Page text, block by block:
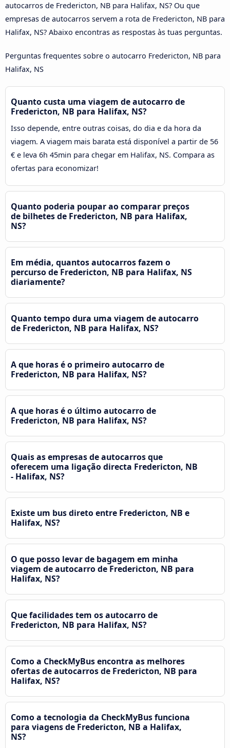
autocarros de Fredericton, NB para Halifax, NS? Ou que
empresas de autocarros servem a rota de Fredericton, NB para
Halifax, NS? Abaixo encontras as respostas às tuas perguntas.
Perguntas frequentes sobre o autocarro Fredericton, NB para
Halifax, NS
Quanto custa uma viagem de autocarro de
Fredericton, NB para Halifax, NS?
Isso depende, entre outras coisas, do dia e da hora da
viagem. A viagem mais barata está disponível a partir de 56
€ e leva 6h 45min para chegar em Halifax, NS. Compara as
ofertas para economizar!
Quanto poderia poupar ao comparar preços
de bilhetes de Fredericton, NB para Halifax,
NS?
Em média, quantos autocarros fazem o
percurso de Fredericton, NB para Halifax, NS
diariamente?
Quanto tempo dura uma viagem de autocarro
de Fredericton, NB para Halifax, NS?
A que horas é o primeiro autocarro de
Fredericton, NB para Halifax, NS?
A que horas é o último autocarro de
Fredericton, NB para Halifax, NS?
Quais as empresas de autocarros que
oferecem uma ligação directa Fredericton, NB
- Halifax, NS?
Existe um bus direto entre Fredericton, NB e
Halifax, NS?
O que posso levar de bagagem em minha
viagem de autocarro de Fredericton, NB para
Halifax, NS?
Que facilidades tem os autocarro de
Fredericton, NB para Halifax, NS?
Como a CheckMyBus encontra as melhores
ofertas de autocarros de Fredericton, NB para
Halifax, NS?
Como a tecnologia da CheckMyBus funciona
para viagens de Fredericton, NB a Halifax,
NS?